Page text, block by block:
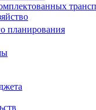
планирования